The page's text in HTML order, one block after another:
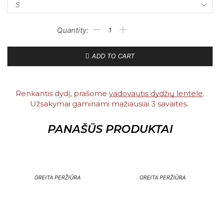
ADD TO CART
Renkantis dydį, prašome vadovautis dydžių lentele.
Užsakymai gaminami mažiausiai 3 savaites. ​
PANAŠŪS PRODUKTAI
GREITA PERŽIŪRA GREITA PERŽIŪRA